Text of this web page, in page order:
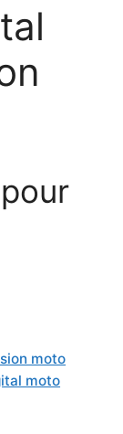
moto
moto